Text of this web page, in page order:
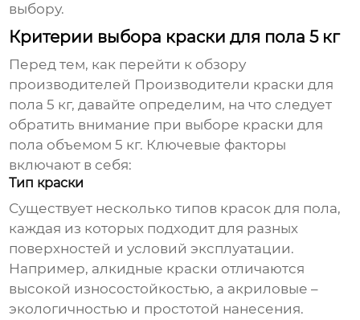
выбору.
Критерии выбора краски для пола 5 кг
Перед тем, как перейти к обзору
производителей Производители краски для
пола 5 кг, давайте определим, на что следует
обратить внимание при выборе краски для
пола объемом 5 кг. Ключевые факторы
включают в себя:
Тип краски
Существует несколько типов красок для пола,
каждая из которых подходит для разных
поверхностей и условий эксплуатации.
Например, алкидные краски отличаются
высокой износостойкостью, а акриловые –
экологичностью и простотой нанесения.